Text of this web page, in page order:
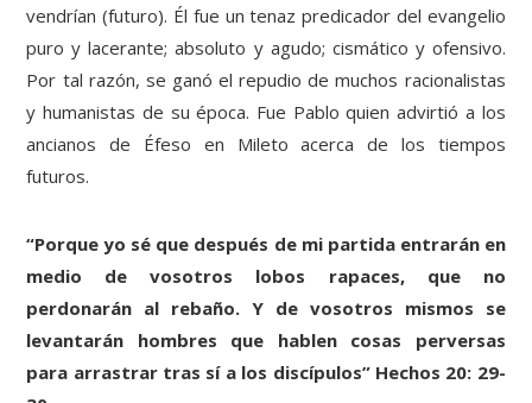
vendrían (futuro). Él fue un tenaz predicador del evangelio
puro y lacerante; absoluto y agudo; cismático y ofensivo.
Por tal razón, se ganó el repudio de muchos racionalistas
y humanistas de su época. Fue Pablo quien advirtió a los
ancianos de Éfeso en Mileto acerca de los tiempos
futuros.
“Porque yo sé que después de mi partida entrarán en
medio de vosotros lobos rapaces, que no
perdonarán al rebaño. Y de vosotros mismos se
levantarán hombres que hablen cosas perversas
para arrastrar tras sí a los discípulos” Hechos 20: 29-